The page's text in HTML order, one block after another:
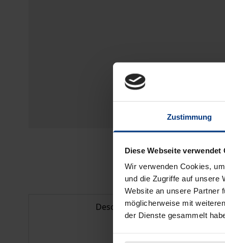
Zustimmung
Diese Webseite verwendet
Wir verwenden Cookies,
und die Zugriffe auf unsere
Website an unsere Partner
möglicherweise mit
der Dienste gesammelt
Description